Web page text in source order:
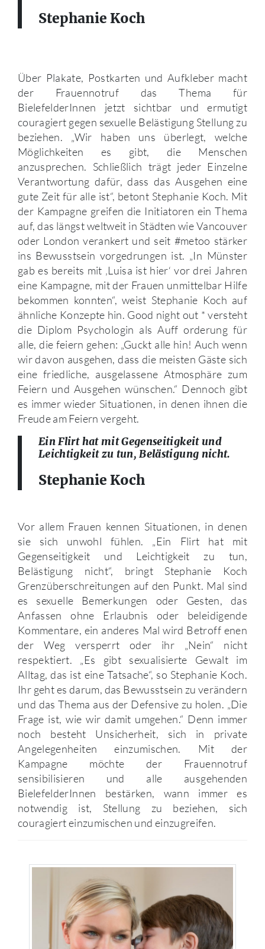
Stephanie Koch
Über Plakate, Postkarten und Aufkleber macht
der Frauennotruf das Thema für
BielefelderInnen jetzt sichtbar und ermutigt
couragiert gegen sexuelle Belästigung Stellung zu
beziehen. „Wir haben uns überlegt, welche
Möglichkeiten es gibt, die Menschen
anzusprechen. Schließlich trägt jeder Einzelne
Verantwortung dafür, dass das Ausgehen eine
gute Zeit für alle ist“, betont Stephanie Koch. Mit
der Kampagne greifen die Initiatoren ein Thema
auf, das längst weltweit in Städten wie Vancouver
oder London verankert und seit #metoo stärker
ins Bewusstsein vorgedrungen ist. „In Münster
gab es bereits mit ‚Luisa ist hier‘ vor drei Jahren
eine Kampagne, mit der Frauen unmittelbar Hilfe
bekommen konnten“, weist Stephanie Koch auf
ähnliche Konzepte hin. Good night out * versteht
die Diplom Psychologin als Auff orderung für
alle, die feiern gehen: „Guckt alle hin! Auch wenn
wir davon ausgehen, dass die meisten Gäste sich
eine friedliche, ausgelassene Atmosphäre zum
Feiern und Ausgehen wünschen.“ Dennoch gibt
es immer wieder Situationen, in denen ihnen die
Freude am Feiern vergeht.
Ein Flirt hat mit Gegenseitigkeit und
Leichtigkeit zu tun, Belästigung nicht.
Stephanie Koch
Vor allem Frauen kennen Situationen, in denen
sie sich unwohl fühlen. „Ein Flirt hat mit
Gegenseitigkeit und Leichtigkeit zu tun,
Belästigung nicht“, bringt Stephanie Koch
Grenzüberschreitungen auf den Punkt. Mal sind
es sexuelle Bemerkungen oder Gesten, das
Anfassen ohne Erlaubnis oder beleidigende
Kommentare, ein anderes Mal wird Betroff enen
der Weg versperrt oder ihr „Nein“ nicht
respektiert. „Es gibt sexualisierte Gewalt im
Alltag, das ist eine Tatsache“, so Stephanie Koch.
Ihr geht es darum, das Bewusstsein zu verändern
und das Thema aus der Defensive zu holen. „Die
Frage ist, wie wir damit umgehen.“ Denn immer
noch besteht Unsicherheit, sich in private
Angelegenheiten einzumischen. Mit der
Kampagne möchte der Frauennotruf
sensibilisieren und alle ausgehenden
BielefelderInnen bestärken, wann immer es
notwendig ist, Stellung zu beziehen, sich
couragiert einzumischen und einzugreifen.